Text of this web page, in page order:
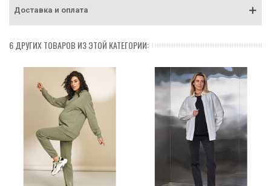
Доставка и оплата
6 ДРУГИХ ТОВАРОВ ИЗ ЭТОЙ КАТЕГОРИИ: